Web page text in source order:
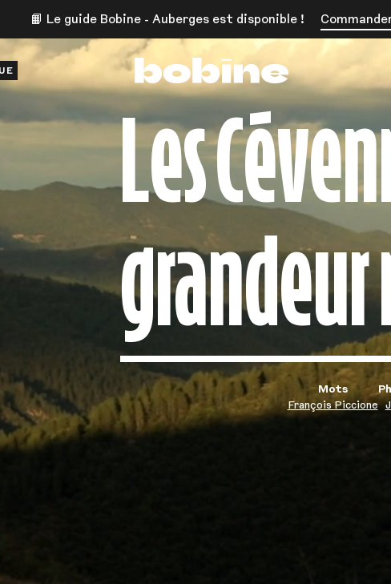
📙 Le guide Bobine - Auberges est disponible !
Bobine Magazine
Les
Mots
François Piccione